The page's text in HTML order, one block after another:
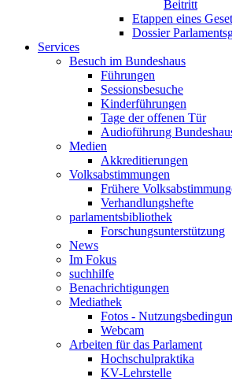
Beitritt
Etappen eines
Dossier
Services
Besuch im Bundeshaus
Führungen
Sessionsbesuche
Kinderführungen
Tage der offenen Tür
Audioführung
Medien
Akkreditierungen
Volksabstimmungen
Frühere
Verhandlungshefte
parlamentsbibliothek
Forschungsunterstützung
News
Im Fokus
suchhilfe
Benachrichtigungen
Mediathek
Fotos -
Webcam
Arbeiten für das Parlament
Hochschulpraktika
KV-Lehrstelle